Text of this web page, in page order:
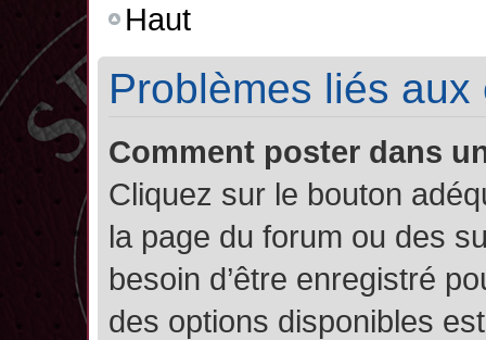
Haut
Problèmes liés
Comment poster dans
Cliquez sur le bouton
la page du forum ou des
besoin d’être enregistré
des options disponibles